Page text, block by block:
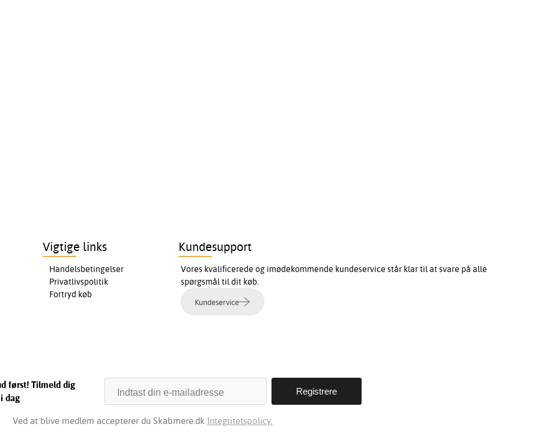
Vigtige links
Handelsbetingelser
Privatlivspolitik
Fortryd køb
Kundesupport
Vores kvalificerede og imødekommende kundeservice står klar til at svare på alle
spørgsmål til dit køb.
Kundeservice
først! Tilmeld dig
dag
Ved at blive medlem accepterer du Skabmere.dk Integritetspolicy.